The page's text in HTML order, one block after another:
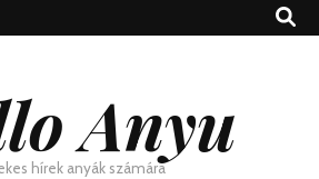
Anyu
hírek anyák számára